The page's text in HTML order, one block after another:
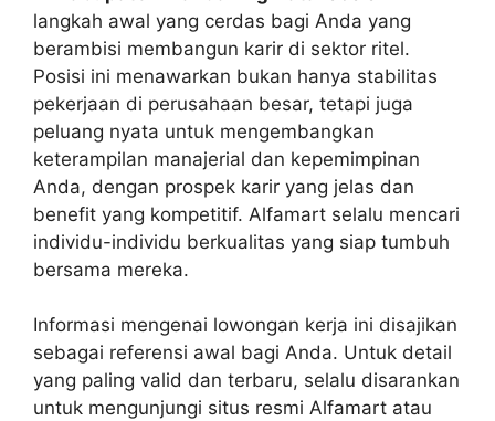
langkah awal yang cerdas bagi Anda yang
berambisi membangun karir di sektor ritel.
Posisi ini menawarkan bukan hanya stabilitas
pekerjaan di perusahaan besar, tetapi juga
peluang nyata untuk mengembangkan
keterampilan manajerial dan kepemimpinan
Anda, dengan prospek karir yang jelas dan
benefit yang kompetitif. Alfamart selalu mencari
individu-individu berkualitas yang siap tumbuh
bersama mereka.
Informasi mengenai lowongan kerja ini disajikan
sebagai referensi awal bagi Anda. Untuk detail
yang paling valid dan terbaru, selalu disarankan
untuk mengunjungi situs resmi Alfamart atau